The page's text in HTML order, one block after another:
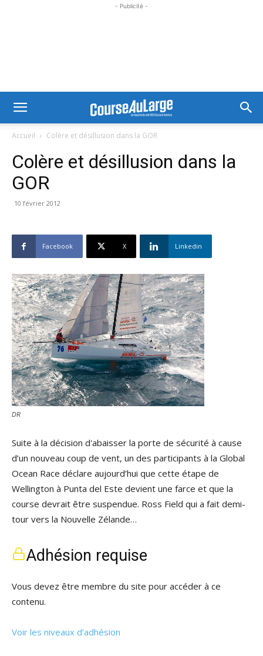
- Publicité -
Accueil Colère et désillusion dans la GOR
Colère et désillusion dans la
GOR
10 février 2012
Facebook X Linkedin
DR
Suite à la décision d'abaisser la porte de sécurité à cause
d’un nouveau coup de vent, un des participants à la Global
Ocean Race déclare aujourd’hui que cette étape de
Wellington à Punta del Este devient une farce et que la
course devrait être suspendue. Ross Field qui a fait demi-
tour vers la Nouvelle Zélande…
Adhésion requise
Vous devez être membre du site pour accéder à ce
contenu.
Voir les niveaux d’adhésion